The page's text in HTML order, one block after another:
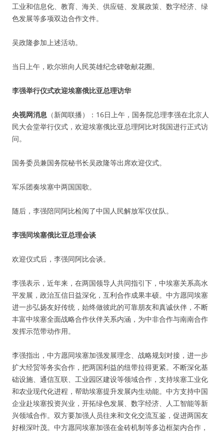
工业和信息化、教育、海关、供应链、发展政策、数字经济、绿
色发展等多项双边合作文件。
吴政隆参加上述活动。
当日上午，欧尔班向人民英雄纪念碑敬献花圈。
李强举行仪式欢迎埃塞俄比亚总理访华
央视网消息 （新闻联播）：16日上午，国务院总理李强在北京人
民大会堂举行仪式，欢迎埃塞俄比亚总理阿比对我国进行正式访
问。
国务委员兼国务院秘书长吴政隆等出席欢迎仪式。
军乐团奏埃塞中两国国歌。
随后，李强陪同阿比检阅了中国人民解放军仪仗队。
李强同埃塞俄比亚总理会谈
欢迎仪式后，李强同阿比会谈。
李强表示，近年来，在两国领导人共同指引下，中埃塞关系高水
平发展，政治互信日益深化，互利合作成果丰硕。中方愿同埃塞
进一步弘扬友好传统，始终做彼此的可靠朋友和真诚伙伴，不断
丰富中埃塞全面战略合作伙伴关系内涵，为中非合作与南南合作
发挥示范带动作用。
李强指出，中方愿同埃塞加强发展理念、战略规划对接，进一步
扩大经贸等务实合作，把两国利益的纽带拉得更紧。不断深化基
础设施、通信互联、工业园区建设等领域合作，支持埃塞工业化
和农业现代化进程，帮助埃塞提升发展内生动能。中方支持中国
企业赴埃塞投资兴业，开拓绿色发展、数字经济、人工智能等新
兴领域合作。双方要加强人员往来和文化交流互鉴，促进两国友
好根深叶茂。中方愿同埃塞加强在金砖机制等多边框架内合作，